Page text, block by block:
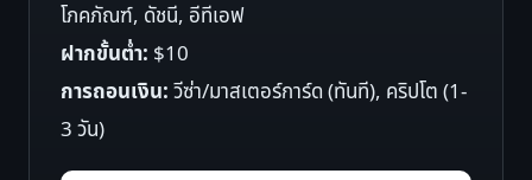
โภคภัณฑ์, ดัชนี, อีทีเอฟ
ฝากขั้นต่ำ: $10
การถอนเงิน:วีซ่า/มาสเตอร์การ์ด (ทันที), คริปโต (1-
3 วัน)